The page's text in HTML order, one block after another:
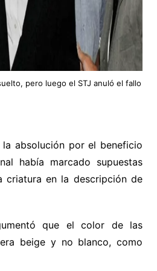
pero luego el STJ anuló el fallo
absolución por el beneficio
había marcado supuestas
criatura en la descripción de
que el color de las
beige y no blanco, como